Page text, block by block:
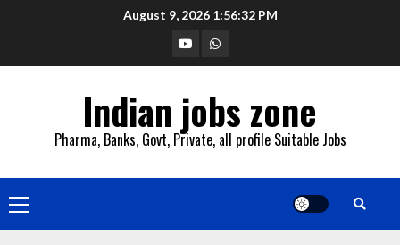
August 9, 2026 1:56:33 PM
YouTubeWhatsapp
Indian jobs zone
Pharma, Banks, Govt, Private, all profile Suitable Jobs
Primary
Menu